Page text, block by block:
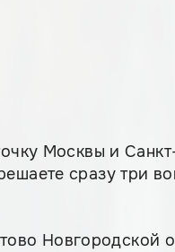
Москвы и
сразу три
Новгородской